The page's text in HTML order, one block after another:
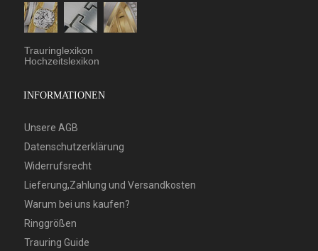
Trauringlexikon
Hochzeitslexikon
INFORMATIONEN
Unsere AGB
Datenschutzerklärung
Widerrufsrecht
Lieferung,Zahlung und Versandkosten
Warum bei uns kaufen?
Ringgrößen
Trauring Guide